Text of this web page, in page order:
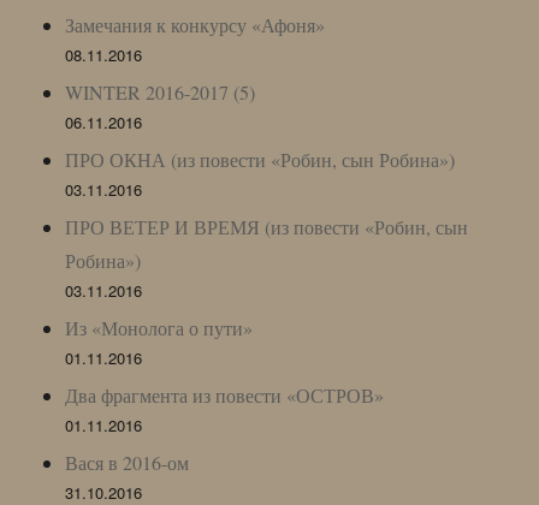
Замечания к конкурсу «Афоня»
08.11.2016
WINTER 2016-2017 (5)
06.11.2016
ПРО ОКНА (из повести «Робин, сын Робина»)
03.11.2016
ПРО ВЕТЕР И ВРЕМЯ (из повести «Робин, сын
Робина»)
03.11.2016
Из «Монолога о пути»
01.11.2016
Два фрагмента из повести «ОСТРОВ»
01.11.2016
Вася в 2016-ом
31.10.2016